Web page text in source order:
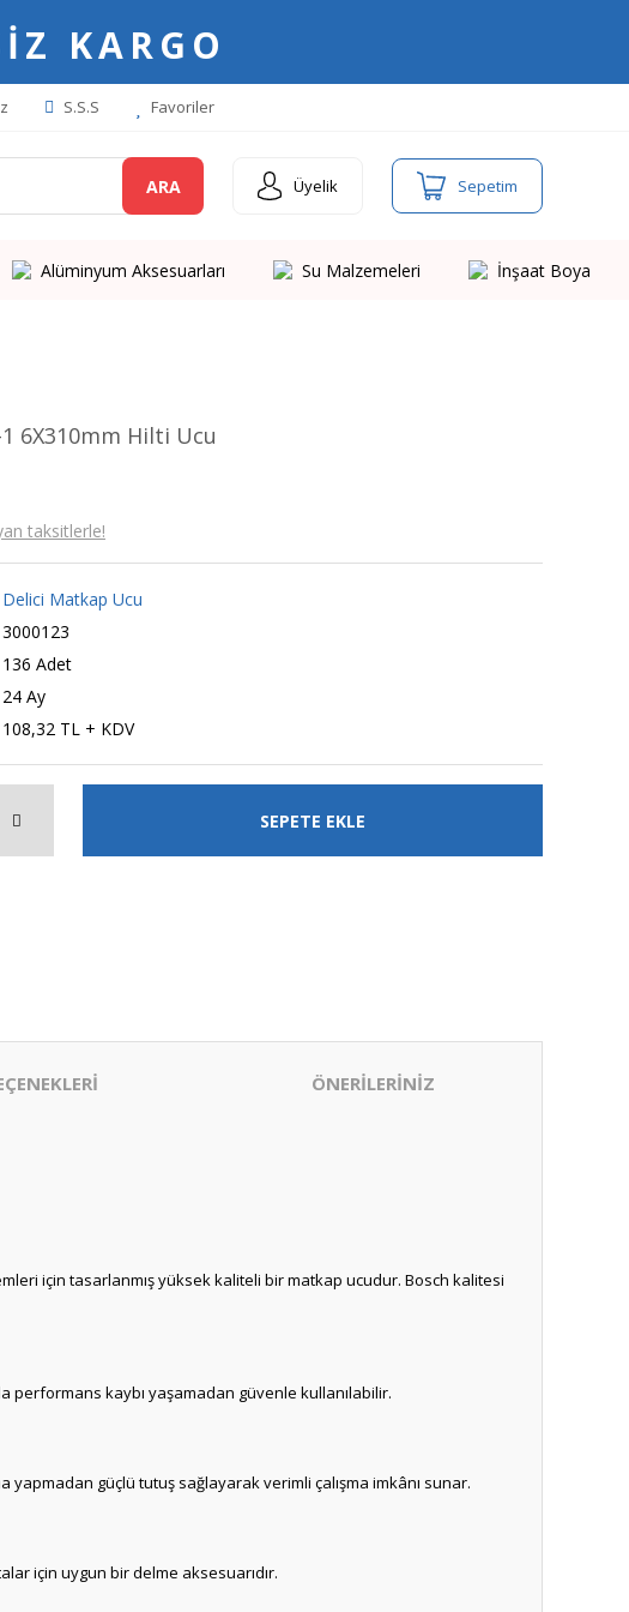
KARGO
S.S.S Favoriler
ARA Üyelik Sepetim
Alüminyum Aksesuarları Su Malzemeleri İnşaat Boya
6X310mm Hilti Ucu
taksitlerle!
Delici Matkap Ucu
3000123
136 Adet
24 Ay
108,32 TL + KDV
SEPETE EKLE
ÖNERİLERİNİZ
için tasarlanmış yüksek kaliteli bir matkap ucudur. Bosch kalitesi
performans kaybı yaşamadan güvenle kullanılabilir.
yapmadan güçlü tutuş sağlayarak verimli çalışma imkânı sunar.
için uygun bir delme aksesuarıdır.